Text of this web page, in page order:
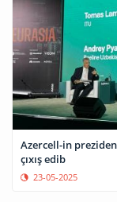
Azercell-in
çıxış edib
23-05-2025